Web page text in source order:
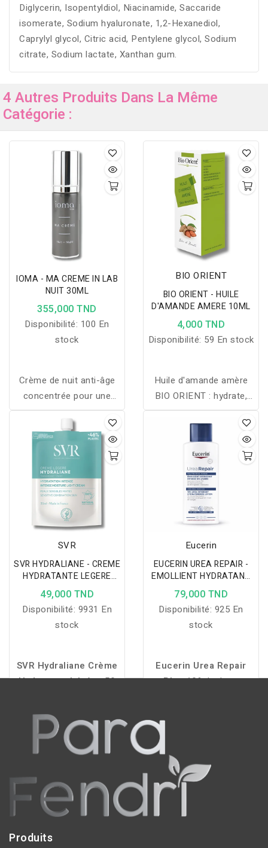
Diglycerin, Isopentyldiol, Niacinamide, Saccaride
isomerate, Sodium hyaluronate, 1,2-Hexanediol,
Caprylyl glycol, Citric acid, Pentylene glycol, Sodium
citrate, Sodium lactate, Xanthan gum.
4 Autres Produits Dans La Même
Catégorie :
IOMA - MA CREME IN LAB
NUIT 30ML
355,000 TND
Disponibilité: 100 En
stock
Crème de nuit anti-âge
concentrée pour une
peau plus lisse, ferme et
protégée dès le réveil.
BIO ORIENT
BIO ORIENT - HUILE
D'AMANDE AMERE 10ML
4,000 TND
Disponibilité: 59 En stock
Huile d'amande amère
BIO ORIENT : hydrate,
tonifie et atténue taches
de rousseur et auréoles
sombres pour les peaux
délicates.
SVR
SVR HYDRALIANE - CREME
HYDRATANTE LEGERE
40ML
49,000 TND
Disponibilité: 9931 En
stock
SVR Hydraliane Crème
HydratanteLégère50
lespeaux
apaiseles peaux
sensibleset
apporte
fraîcheur
Eucerin
EUCERIN UREA REPAIR -
EMOLLIENT HYDRATANT
INTENSE 10% UREE 250ML
79,000 TND
Disponibilité: 925 En
stock
Eucerin Urea Repair
Plus 10%hydrate
apaise durablement les
peaux sèches à très
Produits